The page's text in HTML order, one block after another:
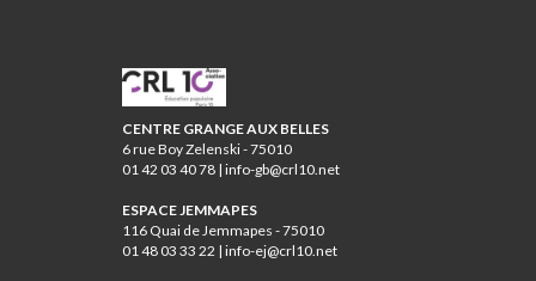
CRL10
CENTRE GRANGE AUX BELLES
6 rue Boy Zelenski - 75010
01 42 03 40 78 | info-gb@crl10.net
ESPACE JEMMAPES
116 Quai de Jemmapes - 75010
01 48 03 33 22 | info-ej@crl10.net